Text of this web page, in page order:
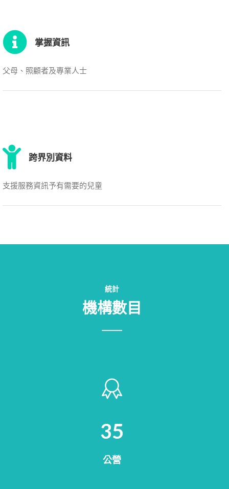
掌握資訊
父母、照顧者及專業人士
跨界別資料
支援服務資訊予有需要的兒童
統計
機構數目
40
公營